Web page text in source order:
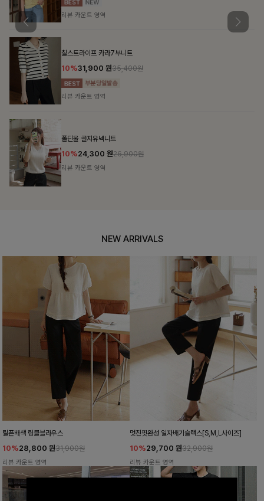
리뷰 카운트 영역
칠스트라이프 카라7부니트
10%31,900 원35,400원
리뷰 카운트 영역
폴딘울 골지유넥니트
10%24,300 원26,900원
리뷰 카운트 영역
NEW ARRIVALS
릴픈배색 링클블라우스
10%28,800 원31,900원
리뷰 카운트 영역
멋진핏완성 일자배기슬랙스[S,M,L사이즈]
10%29,700 원32,900원
리뷰 카운트 영역